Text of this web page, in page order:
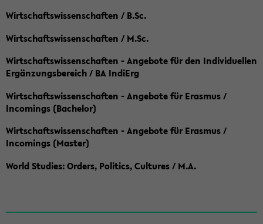
Wirtschaftswissenschaften / B.Sc.
Wirtschaftswissenschaften / M.Sc.
Wirtschaftswissenschaften - Angebote für den Individuellen
Ergänzungsbereich / BA IndiErg
Wirtschaftswissenschaften - Angebote für Erasmus /
Incomings (Bachelor)
Wirtschaftswissenschaften - Angebote für Erasmus /
Incomings (Master)
World Studies: Orders, Politics, Cultures / M.A.